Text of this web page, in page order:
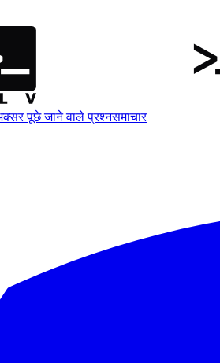
पूछे जाने वाले प्रश्नसमाचार